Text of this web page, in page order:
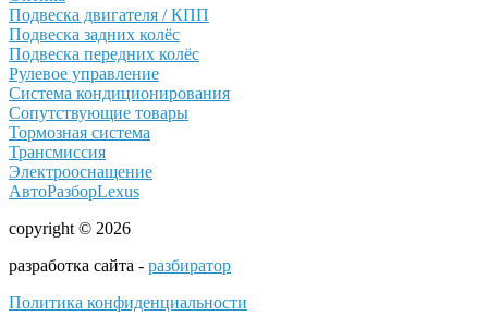
Подвеска двигателя / КПП
Подвеска задних колёс
Подвеска передних колёс
Рулевое управление
Система кондиционирования
Сопутствующие товары
Тормозная система
Трансмиссия
Электрооснащение
АвтоРазборLexus
copyright © 2026
разработка сайта - разбиратор
Политика конфиденциальности